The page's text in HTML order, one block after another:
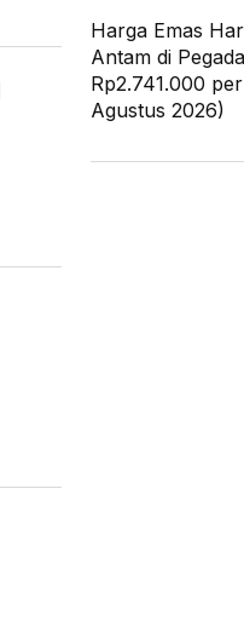
Harga Emas
Antam di
Rp2.741.000
Agustus 2026)